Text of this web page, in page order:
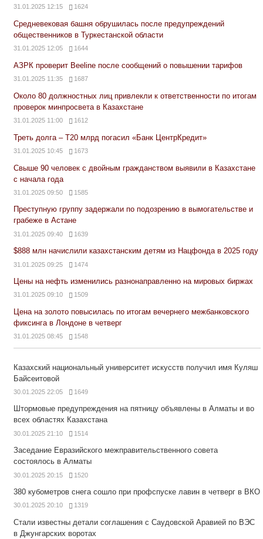
31.01.2025 12:15 1624
Средневековая башня обрушилась после предупреждений
общественников в Туркестанской области
31.01.2025 12:05 1644
АЗРК проверит Beeline после сообщений о повышении тарифов
31.01.2025 11:35 1687
Около 80 должностных лиц привлекли к ответственности по итогам
проверок минпросвета в Казахстане
31.01.2025 11:00 1612
Треть долга – Т20 млрд погасил «Банк ЦентрКредит»
31.01.2025 10:45 1673
Свыше 90 человек с двойным гражданством выявили в Казахстане
с начала года
31.01.2025 09:50 1585
Преступную группу задержали по подозрению в вымогательстве и
грабеже в Астане
31.01.2025 09:40 1639
$888 млн начислили казахстанским детям из Нацфонда в 2025 году
31.01.2025 09:25 1474
Цены на нефть изменились разнонаправленно на мировых биржах
31.01.2025 09:10 1509
Цена на золото повысилась по итогам вечернего межбанковского
фиксинга в Лондоне в четверг
31.01.2025 08:45 1548
Казахский национальный университет искусств получил имя Куляш
Байсеитовой
30.01.2025 22:05 1649
Штормовые предупреждения на пятницу объявлены в Алматы и во
всех областях Казахстана
30.01.2025 21:10 1514
Заседание Евразийского межправительственного совета
состоялось в Алматы
30.01.2025 20:15 1520
380 кубометров снега сошло при профспуске лавин в четверг в ВКО
30.01.2025 20:10 1319
Стали известны детали соглашения с Саудовской Аравией по ВЭС
в Джунгарских воротах